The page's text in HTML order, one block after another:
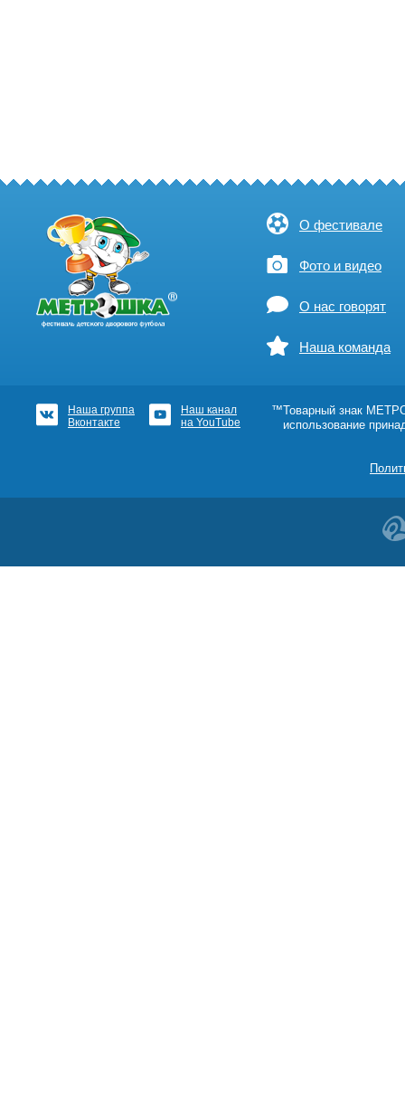
О фестивале
Фото и видео
О нас говорят
Наша команда
Наша группа
Вконтакте
Наш канал
на YouTube
™Товарный знак
использование